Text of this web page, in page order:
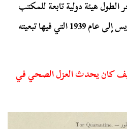
الطول هيئة دولية تابعة للمكتب
الدولي للصحة العامة في باريس إلى عام 1939 التي فيها تبعيته
كان يحدث العزل الصحي في